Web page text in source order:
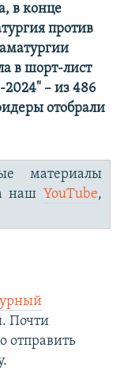
в конце
против
в шорт-лист
– из 486
отобрали
материалы
наш YouTube,
Почти
отправить